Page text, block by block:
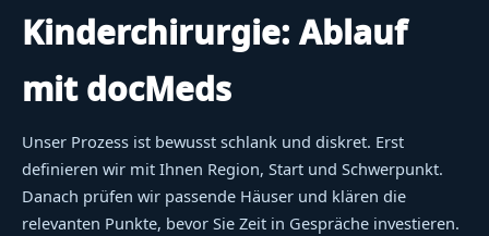
Kinderchirurgie: Ablauf
mit docMeds
Unser Prozess ist bewusst schlank und diskret. Erst
definieren wir mit Ihnen Region, Start und Schwerpunkt.
Danach prüfen wir passende Häuser und klären die
relevanten Punkte, bevor Sie Zeit in Gespräche investieren.